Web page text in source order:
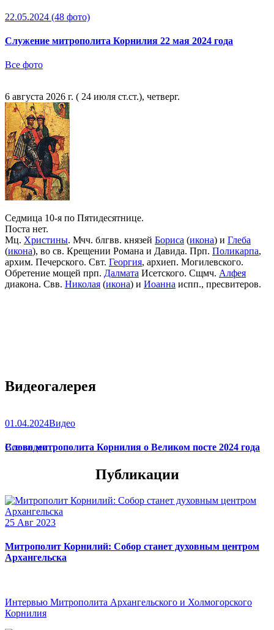
22.05.2024 (48 фото)
Служение митрополита Корнилия 22 мая 2024 года
Все фото
6 августа 2026 г. ( 24 июля ст.ст.), четверг.
Седмица 10-я по Пятидесятнице.
Поста нет.
Мц. Христины. Мчч. блгвв. князей Бориса (икона) и Глеба
(икона), во св. Крещении Романа и Давида. Прп. Поликарпа,
архим. Печерского. Свт. Георгия, архиеп. Могилевского.
Обретение мощей прп. Далмата Исетского. Сщмч. Алфея
диакона. Свв. Николая (икона) и Иоанна испп., пресвитеров.
Видеогалерея
01.04.2024Видео
Слово митрополита Корнилия о Великом посте 2024 года
Все видео
Публикации
25 Авг 2023
Митрополит Корнилий: Собор станет духовным центром
Архангельска
Интервью Митрополита Архангельского и Холмогорского
Корнилия